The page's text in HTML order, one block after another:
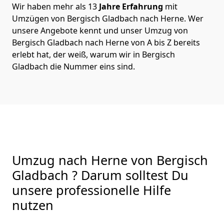
Wir haben mehr als 13 Jahre Erfahrung mit
Umzügen von Bergisch Gladbach nach Herne. Wer
unsere Angebote kennt und unser Umzug von
Bergisch Gladbach nach Herne von A bis Z bereits
erlebt hat, der weiß, warum wir in Bergisch
Gladbach die Nummer eins sind.
Umzug nach Herne von Bergisch
Gladbach ? Darum solltest Du
unsere professionelle Hilfe
nutzen